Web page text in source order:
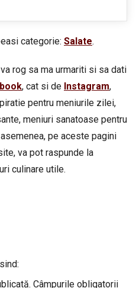
categorie: Salate.
rog sa ma urmariti si sa dati
, cat si de Instagram,
pentru meniurile zilei,
meniuri sanatoase pentru
pe aceste pagini
va pot raspunde la
culinare utile.
Câmpurile obligatorii